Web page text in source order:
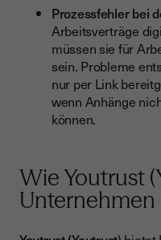
Prozessfehler bei
Arbeitsverträge
müssen sie für
sein. Probleme
nur per Link
wenn Anhänge
können.
Wie Youtrust